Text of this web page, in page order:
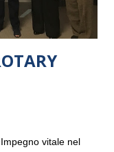
vitale nel